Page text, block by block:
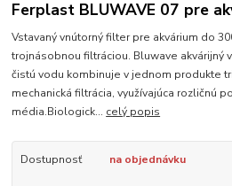
Ferplast BLUWAVE 07 pre
Vstavaný vnútorný filter pre akvárium do
trojnásobnou filtráciou. Bluwave akvárijný
čistú vodu kombinuje v jednom produkte
mechanická filtrácia, využívajúca rozličnú
média.Biologick... celý popis
Dostupnosť na objednávku